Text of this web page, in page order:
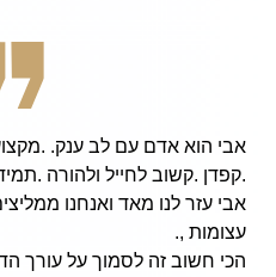
אבי הוא אדם עם לב ענק.
.קפדן .קשוב לחייל ולהורה
אבי עזר לנו מאד ואנחנו
עצומות ,.
הכי חשוב זה לסמוך על עורך